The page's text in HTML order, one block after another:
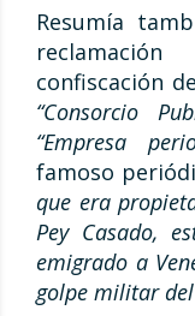
Resumía
confiscación
“Consorcio
“Empresa
famoso
que era
Pey Casado,
emigrado a
golpe militar del